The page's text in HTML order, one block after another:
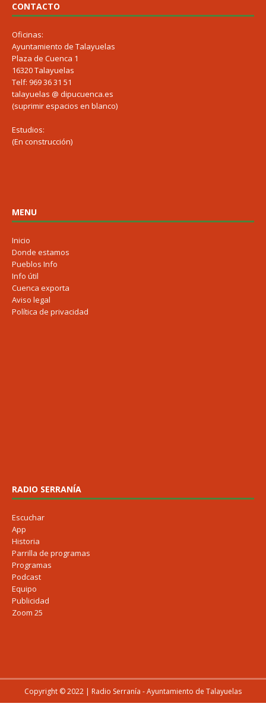
CONTACTO
Oficinas:
Ayuntamiento de Talayuelas
Plaza de Cuenca 1
16320 Talayuelas
Telf: 969 36 31 51
talayuelas @ dipucuenca.es
(suprimir espacios en blanco)
Estudios:
(En construcción)
MENU
Inicio
Donde estamos
Pueblos Info
Info útil
Cuenca exporta
Aviso legal
Política de privacidad
RADIO SERRANÍA
Escuchar
App
Historia
Parrilla de programas
Programas
Podcast
Equipo
Publicidad
Zoom 25
Copyright © 2022 | Radio Serranía - Ayuntamiento de Talayuelas